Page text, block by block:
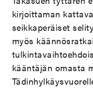
kirjoittaman
seikkaperäiset
myös
kääntäjän omasta